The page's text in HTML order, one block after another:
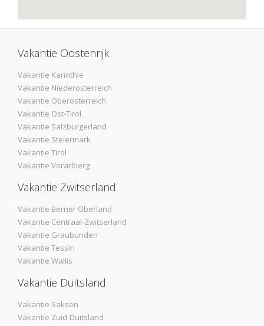
Vakantie Oostenrijk
Vakantie Karinthie
Vakantie Niederosterreich
Vakantie Oberosterreich
Vakantie Ost-Tirol
Vakantie Salzburgerland
Vakantie Steiermark
Vakantie Tirol
Vakantie Vorarlberg
Vakantie Zwitserland
Vakantie Berner Oberland
Vakantie Centraal-Zwitserland
Vakantie Graubunden
Vakantie Tessin
Vakantie Wallis
Vakantie Duitsland
Vakantie Saksen
Vakantie Zuid-Duitsland